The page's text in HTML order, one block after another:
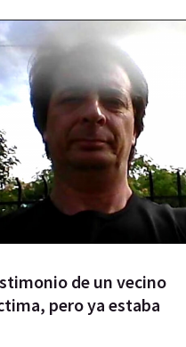
de un vecino
pero ya estaba